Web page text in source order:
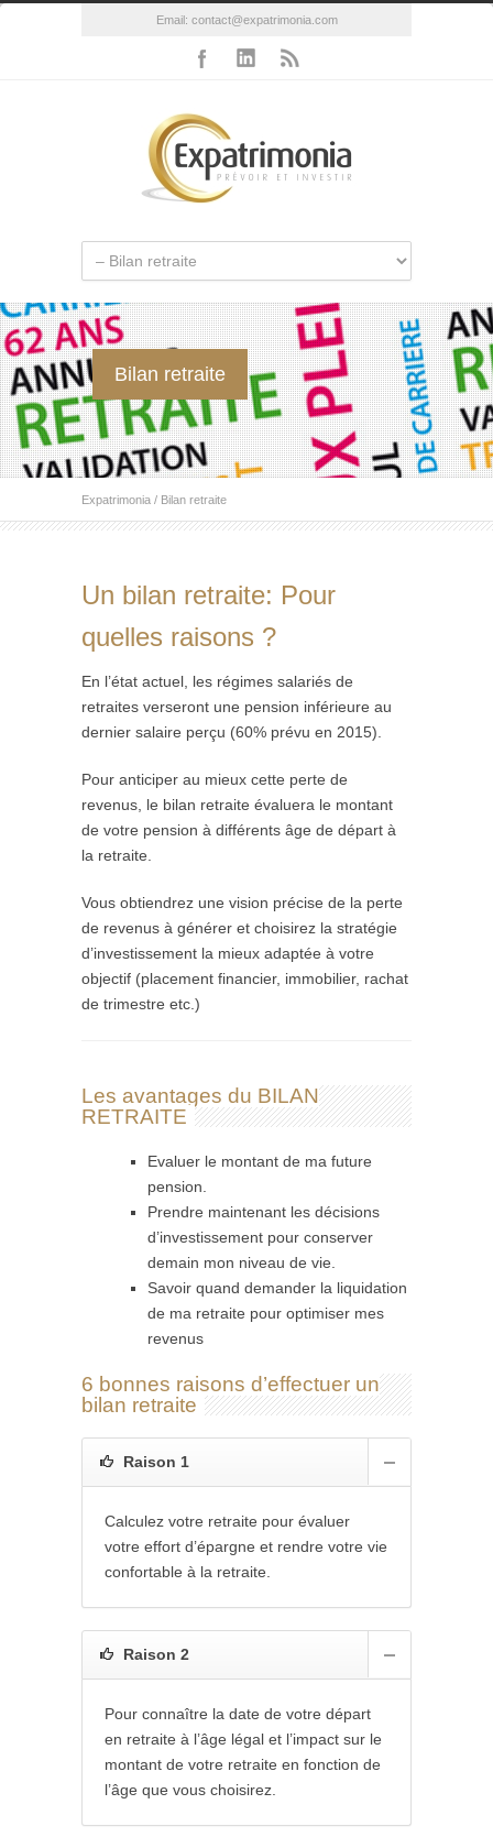
Email: contact@expatrimonia.com
Bilan retraite
Expatrimonia / Bilan retraite
Un bilan retraite: Pour
quelles raisons ?
En l’état actuel, les régimes salariés de
retraites verseront une pension inférieure au
dernier salaire perçu (60% prévu en 2015).
Pour anticiper au mieux cette perte de
revenus, le bilan retraite évaluera le montant
de votre pension à différents âge de départ à
la retraite.
Vous obtiendrez une vision précise de la perte
de revenus à générer et choisirez la stratégie
d’investissement la mieux adaptée à votre
objectif (placement financier, immobilier, rachat
de trimestre etc.)
Les avantages du BILAN
RETRAITE
Evaluer le montant de ma future
pension.
Prendre maintenant les décisions
d’investissement pour conserver
demain mon niveau de vie.
Savoir quand demander la liquidation
de ma retraite pour optimiser mes
revenus
6 bonnes raisons d’effectuer un
bilan retraite
Raison 1
Calculez votre retraite pour évaluer
votre effort d’épargne et rendre votre vie
confortable à la retraite.
Raison 2
Pour connaître la date de votre départ
en retraite à l’âge légal et l’impact sur le
montant de votre retraite en fonction de
l’âge que vous choisirez.